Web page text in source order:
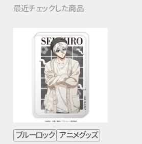
最近チェックした商品
ブルーロック アニメグッズ